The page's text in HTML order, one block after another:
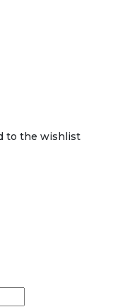
to the wishlist